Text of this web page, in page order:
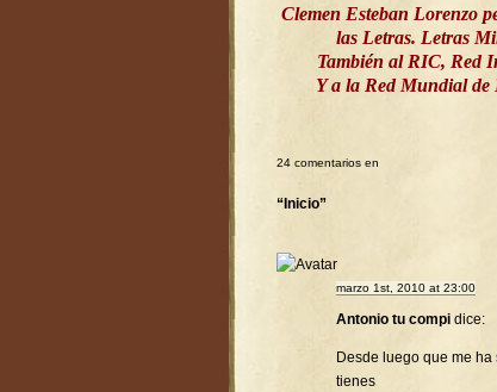
Clemen Esteban Lorenzo
las Letras. Letras
También al RIC, Red
Y a la Red Mundial
24 comentarios en
“Inicio”
marzo 1st, 2010 at 23:00
Antonio tu compi dice:
Desde luego que me
tienes